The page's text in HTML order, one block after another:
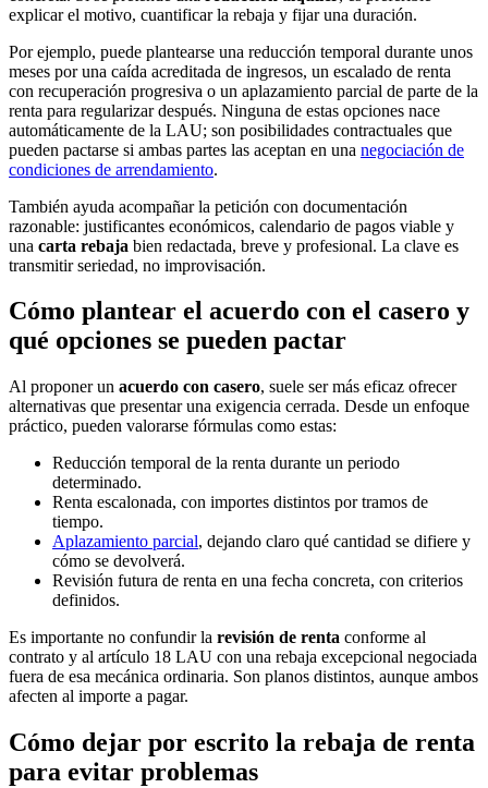
explicar el motivo, cuantificar la rebaja y fijar una duración.
Por ejemplo, puede plantearse una reducción temporal durante unos
meses por una caída acreditada de ingresos, un escalado de renta
con recuperación progresiva o un aplazamiento parcial de parte de la
renta para regularizar después. Ninguna de estas opciones nace
automáticamente de la LAU; son posibilidades contractuales que
pueden pactarse si ambas partes las aceptan en una negociación de
condiciones de arrendamiento.
También ayuda acompañar la petición con documentación
razonable: justificantes económicos, calendario de pagos viable y
una carta rebaja bien redactada, breve y profesional. La clave es
transmitir seriedad, no improvisación.
Cómo plantear el acuerdo con el casero y
qué opciones se pueden pactar
Al proponer un acuerdo con casero, suele ser más eficaz ofrecer
alternativas que presentar una exigencia cerrada. Desde un enfoque
práctico, pueden valorarse fórmulas como estas:
Reducción temporal de la renta durante un periodo
determinado.
Renta escalonada, con importes distintos por tramos de
tiempo.
Aplazamiento parcial, dejando claro qué cantidad se difiere y
cómo se devolverá.
Revisión futura de renta en una fecha concreta, con criterios
definidos.
Es importante no confundir la revisión de renta conforme al
contrato y al artículo 18 LAU con una rebaja excepcional negociada
fuera de esa mecánica ordinaria. Son planos distintos, aunque ambos
afecten al importe a pagar.
Cómo dejar por escrito la rebaja de renta
para evitar problemas